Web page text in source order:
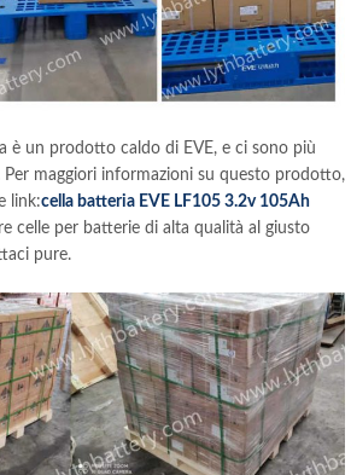
è un prodotto caldo di EVE, e ci sono più
maggiori informazioni su questo prodotto,
link:cella batteria EVE LF105 3.2v 105Ah
celle per batterie di alta qualità al giusto
pure.